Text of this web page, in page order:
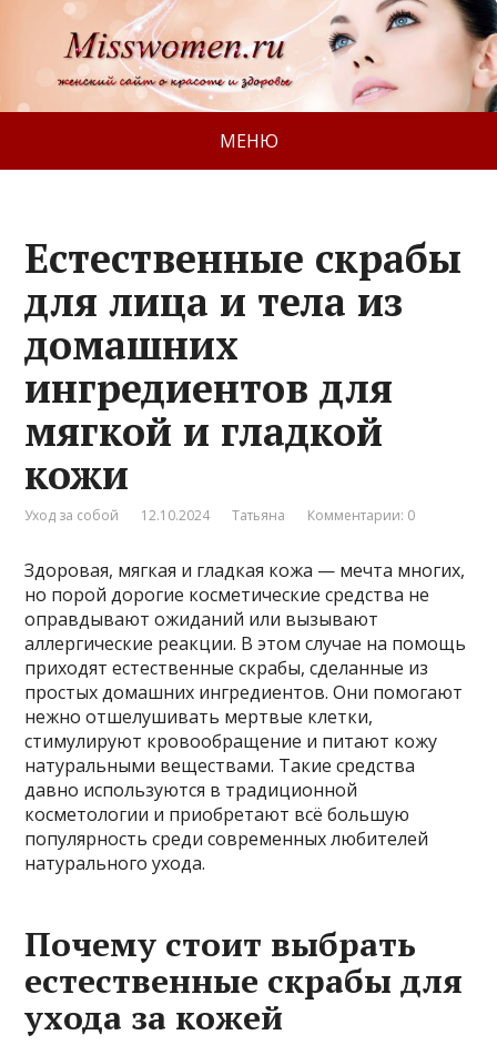
МЕНЮ
Естественные скрабы
для лица и тела из
домашних
ингредиентов для
мягкой и гладкой
кожи
Уход за собой 12.10.2024 Татьяна Комментарии: 0
Здоровая, мягкая и гладкая кожа — мечта многих,
но порой дорогие косметические средства не
оправдывают ожиданий или вызывают
аллергические реакции. В этом случае на помощь
приходят естественные скрабы, сделанные из
простых домашних ингредиентов. Они помогают
нежно отшелушивать мертвые клетки,
стимулируют кровообращение и питают кожу
натуральными веществами. Такие средства
давно используются в традиционной
косметологии и приобретают всё большую
популярность среди современных любителей
натурального ухода.
Почему стоит выбрать
естественные скрабы для
ухода за кожей